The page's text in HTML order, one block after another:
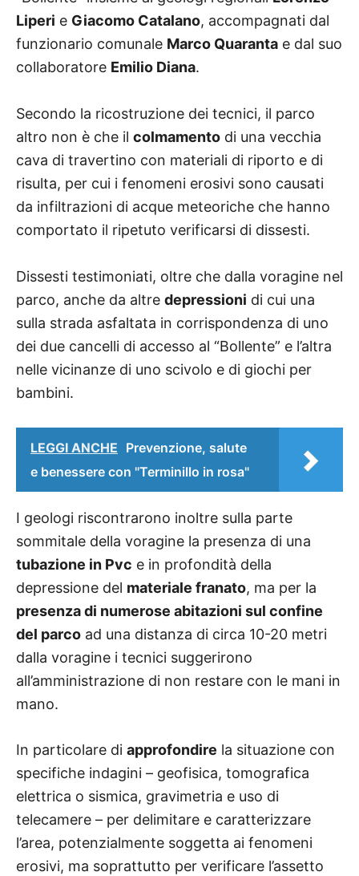
Liperi e Giacomo Catalano, accompagnati dal
funzionario comunale Marco Quaranta e dal suo
collaboratore Emilio Diana.
Secondo la ricostruzione dei tecnici, il parco
altro non è che il colmamento di una vecchia
cava di travertino con materiali di riporto e di
risulta, per cui i fenomeni erosivi sono causati
da infiltrazioni di acque meteoriche che hanno
comportato il ripetuto verificarsi di dissesti.
Dissesti testimoniati, oltre che dalla voragine nel
parco, anche da altre depressioni di cui una
sulla strada asfaltata in corrispondenza di uno
dei due cancelli di accesso al “Bollente” e l’altra
nelle vicinanze di uno scivolo e di giochi per
bambini.
LEGGI ANCHE Prevenzione, salute
e benessere con "Terminillo in rosa"
I geologi riscontrarono inoltre sulla parte
sommitale della voragine la presenza di una
tubazione in Pvc e in profondità della
depressione del materiale franato, ma per la
presenza di numerose abitazioni sul confine
del parco ad una distanza di circa 10-20 metri
dalla voragine i tecnici suggerirono
all’amministrazione di non restare con le mani in
mano.
In particolare di approfondire la situazione con
specifiche indagini – geofisica, tomografica
elettrica o sismica, gravimetria e uso di
telecamere – per delimitare e caratterizzare
l’area, potenzialmente soggetta ai fenomeni
erosivi, ma soprattutto per verificare l’assetto